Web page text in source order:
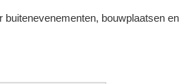
bouwplaatsen